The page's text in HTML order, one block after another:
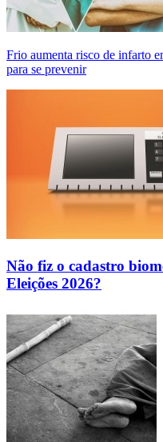
Frio aumenta risco de infarto
para se prevenir
Não fiz o cadastro
Eleições 2026?